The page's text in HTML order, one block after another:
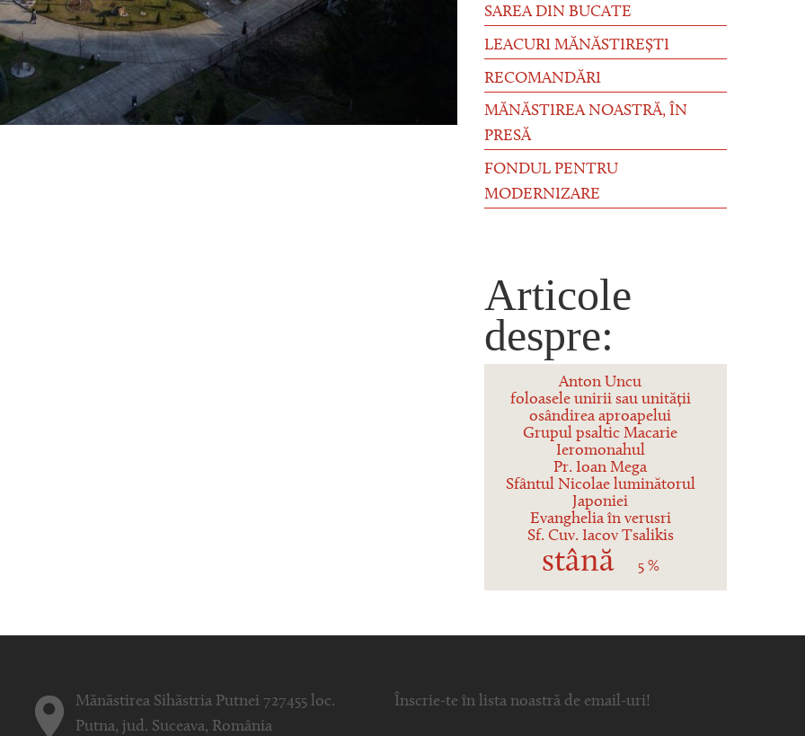
SAREA DIN BUCATE
LEACURI MĂNĂSTIREȘTI
RECOMANDĂRI
MĂNĂSTIREA NOASTRĂ, ÎN
PRESĂ
FONDUL PENTRU
MODERNIZARE
Articole
despre:
Anton Uncu
foloasele unirii sau unității
osândirea aproapelui
Grupul psaltic Macarie
Ieromonahul
Pr. Ioan Mega
Sfântul Nicolae luminătorul
Japoniei
Evanghelia în verusri
Sf. Cuv. Iacov Tsalikis
stână 5 %
Mănăstirea Sihăstria Putnei 727455 loc.
Putna, jud. Suceava, România
Înscrie-te în lista noastră de email-uri!